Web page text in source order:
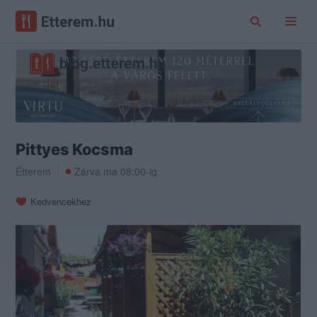
Pittyes Kocsma
Étterem Zárva ma 08:00-ig
Kedvencekhez